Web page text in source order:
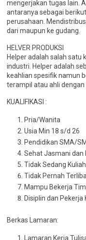
mengerjakan tugas lain.
antaranya sebagai
perusahaan.
dari maupun ke gudang.
HELVER PRODUKSI
Helper adalah salah satu
industri. Helper adalah
keahlian spesifik namun
terampil atau ahli dengan
KUALIFIKASI :
Pria/Wanita
Usia Min 18 s/d 26
Pendidikan SMA/
Sehat Jasmani dan
Tidak Sedang
Tidak Pernah
Mampu Bekerja
Disiplin dan Pekerja
Berkas Lamaran:
Lamaran Kerja